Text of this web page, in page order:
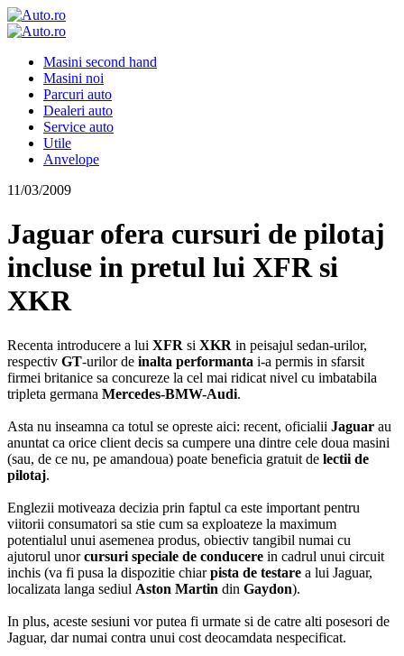
Masini second hand
Masini noi
Parcuri auto
Dealeri auto
Service auto
Utile
Anvelope
11/03/2009
Jaguar ofera cursuri de pilotaj
incluse in pretul lui XFR si
XKR
Recenta introducere a lui XFR si XKR in peisajul sedan-urilor,
respectiv GT-urilor de inalta performanta i-a permis in sfarsit
firmei britanice sa concureze la cel mai ridicat nivel cu imbatabila
tripleta germana Mercedes-BMW-Audi.
Asta nu inseamna ca totul se opreste aici: recent, oficialii Jaguar au
anuntat ca orice client decis sa cumpere una dintre cele doua masini
(sau, de ce nu, pe amandoua) poate beneficia gratuit de lectii de
pilotaj.
Englezii motiveaza decizia prin faptul ca este important pentru
viitorii consumatori sa stie cum sa exploateze la maximum
potentialul unui asemenea produs, obiectiv tangibil numai cu
ajutorul unorcursuri speciale de conducere in cadrul unui circuit
inchis (va fi pusa la dispozitie chiarpista de testare a lui Jaguar,
localizata langa sediul Aston Martin din Gaydon).
In plus, aceste sesiuni vor putea fi urmate si de catre alti posesori de
Jaguar, dar numai contra unui cost deocamdata nespecificat.